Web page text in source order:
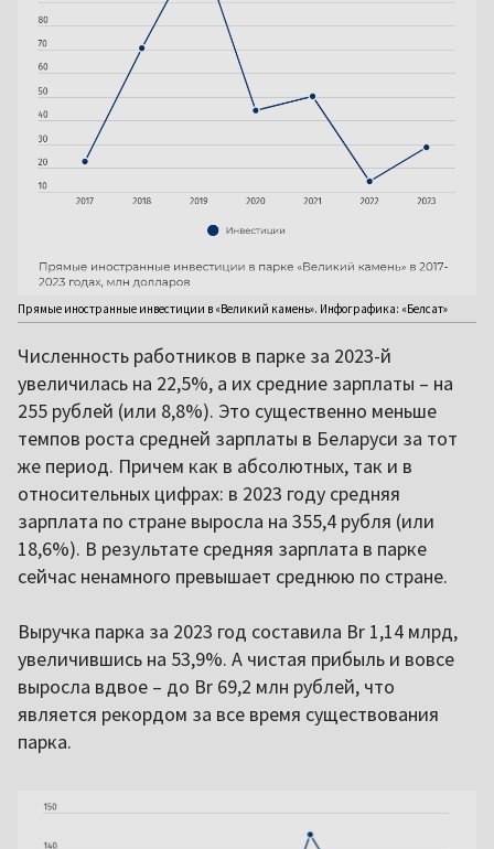
Прямые иностранные инвестиции в «Великий камень». Инфографика: «Белсат»
Численность работников в парке за 2023-й
увеличилась на 22,5%, а их средние зарплаты – на
255 рублей (или 8,8%). Это существенно меньше
темпов роста средней зарплаты в Беларуси за тот
же период. Причем как в абсолютных, так и в
относительных цифрах: в 2023 году средняя
зарплата по стране выросла на 355,4 рубля (или
18,6%). В результате средняя зарплата в парке
сейчас ненамного превышает среднюю по стране.
Выручка парка за 2023 год составила Br 1,14 млрд,
увеличившись на 53,9%. А чистая прибыль и вовсе
выросла вдвое – до Br 69,2 млн рублей, что
является рекордом за все время существования
парка.